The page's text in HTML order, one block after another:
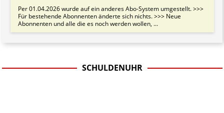
Per 01.04.2026 wurde auf ein anderes Abo-System umgestellt. >>>
Für bestehende Abonnenten änderte sich nichts. >>> Neue
Abonnenten und alle die es noch werden wollen, ...
SCHULDENUHR